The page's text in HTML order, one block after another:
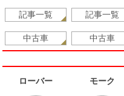
記事一覧
中古車
記事一覧
中古車
ローバー モーク